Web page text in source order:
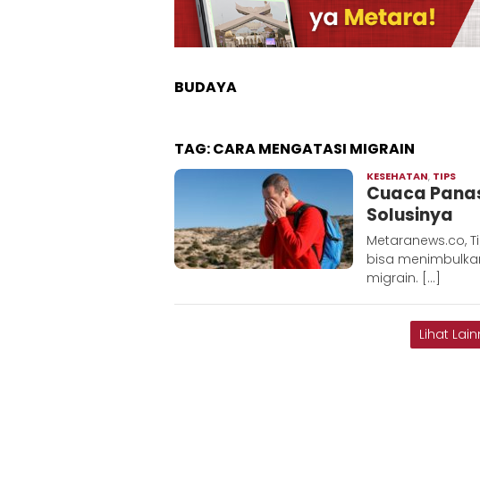
BUDAYA
TAG:CARA MENGATASI MIGRAIN
KESEHATAN, TIPS
Cuaca
Solusinya
Metaranews.co,
bisa
migrain. […]
Lihat